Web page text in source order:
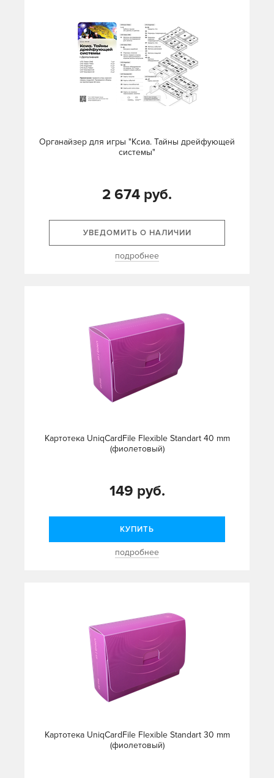
Органайзер для игры "Ксиа. Тайны дрейфующей
системы"
2 674 руб.
УВЕДОМИТЬ О НАЛИЧИИ
подробнее
Картотека UniqCardFile Flexible Standart 40 mm
(фиолетовый)
149 руб.
КУПИТЬ
подробнее
Картотека UniqCardFile Flexible Standart 30 mm
(фиолетовый)